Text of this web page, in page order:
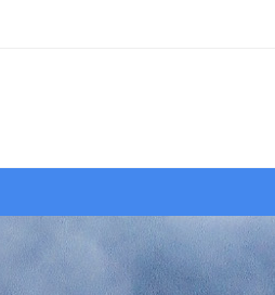
资源 文献 图库